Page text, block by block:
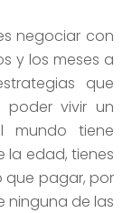
negociar con
y los meses a
que
poder vivir un
mundo tiene
la edad, tienes
que pagar, por
ninguna de las